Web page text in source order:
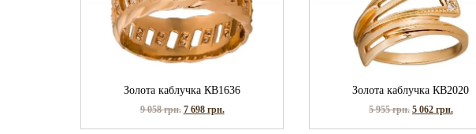
Золота каблучка КВ1636
9 058грн. 7 698 грн.
Золота каблучка КВ2020
5 955грн. 5 062 грн.